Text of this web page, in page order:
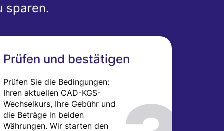
sparen.
Prüfen und bestätigen
Prüfen Sie die Bedingungen:
Ihren aktuellen CAD-KGS-
Wechselkurs, Ihre Gebühr und
die Beträge in beiden
Währungen. Wir starten den